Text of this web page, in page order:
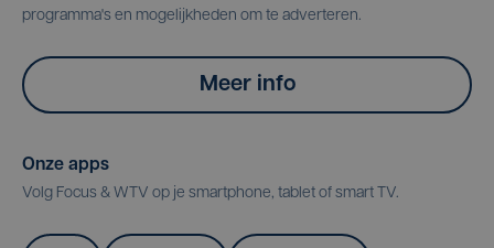
programma's en mogelijkheden om te adverteren.
Meer info
Onze apps
Volg Focus & WTV op je smartphone, tablet of smart TV.